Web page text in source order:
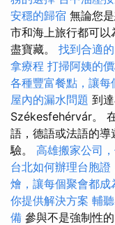
安穩的歸宿 無論您
市和海上旅行都可
盡寶藏。 找到合適
拿療程 打掃阿姨的
各種豐富餐點，讓每
屋內的漏水問題 到
Székesfehérvár。
語，德語或法語的
驗。 高雄搬家公司
台北如何辦理台胞證
燴，讓每個聚會都成
你提供解決方案 輔
備 參與不是強制性